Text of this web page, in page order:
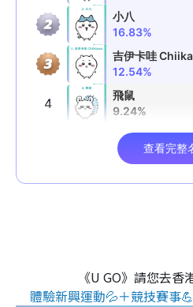
《U GO》請您去香
體驗新興運動💦＋競技賽事